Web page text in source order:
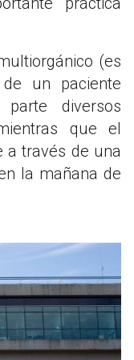
(es
un paciente
diversos
que el
a través de una
la mañana de